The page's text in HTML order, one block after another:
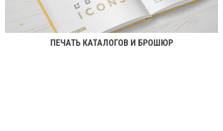
ПЕЧАТЬ КАТАЛОГОВ И БРОШЮР